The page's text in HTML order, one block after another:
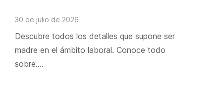
30 de julio de 2026
Descubre todos los detalles que supone ser
madre en el ámbito laboral. Conoce todo
sobre….